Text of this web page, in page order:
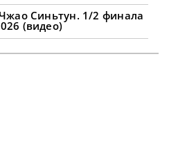
Синьтун. 1/2 финала
(видео)